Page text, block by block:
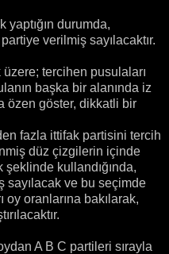
durumda,
verilmiş sayılacaktır.
tercihen pusulaları
başka bir alanında iz
özen göster, dikkatli bir
fazla ittifak partisini tercih
düz çizgilerin içinde
kullandığında,
sayılacak ve bu seçimde
oy oranlarına bakılarak,
A B C partileri sırayla